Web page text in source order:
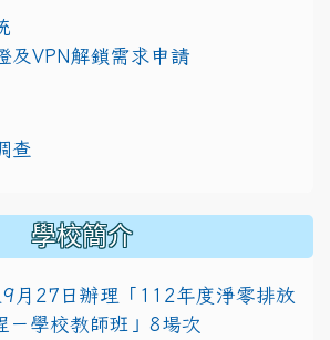
及VPN解鎖需求申請
查
學校簡介
月27日辦理「112年度淨零排放
－學校教師班」8場次